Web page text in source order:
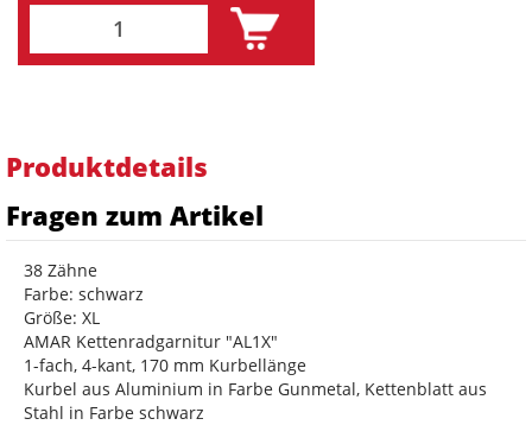
Produktdetails
Fragen zum Artikel
38 Zähne
Farbe: schwarz
Größe: XL
AMAR Kettenradgarnitur "AL1X"
1-fach, 4-kant, 170 mm Kurbellänge
Kurbel aus Aluminium in Farbe Gunmetal, Kettenblatt aus
Stahl in Farbe schwarz